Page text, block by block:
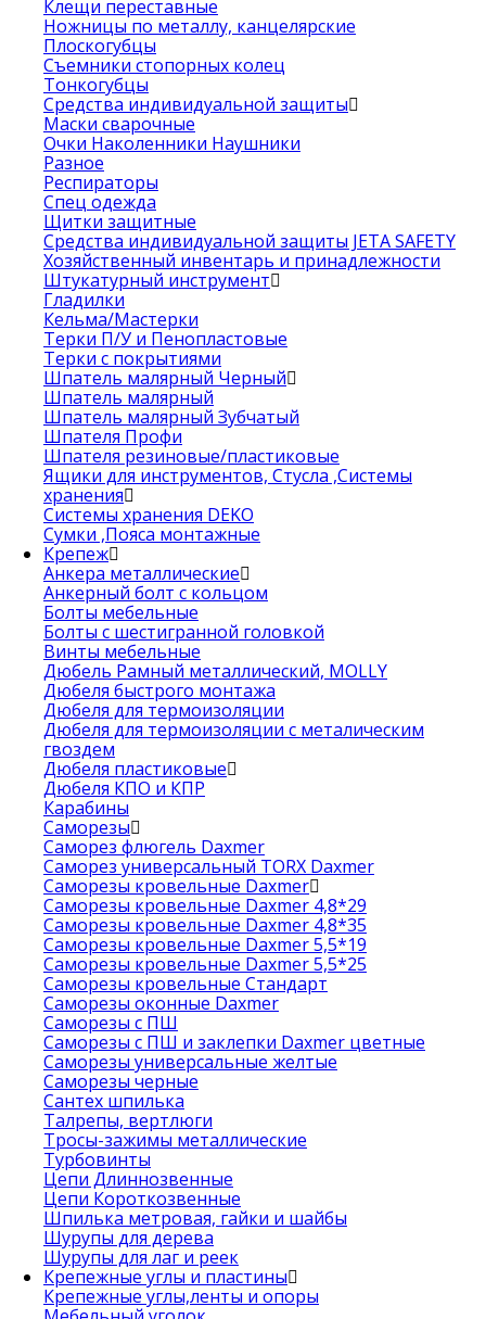
Клещи переставные
Ножницы по металлу, канцелярские
Плоскогубцы
Съемники стопорных колец
Тонкогубцы
Средства индивидуальной защиты
Маски сварочные
Очки Наколенники Наушники
Разное
Респираторы
Спец одежда
Щитки защитные
Средства индивидуальной защиты JETA SAFETY
Хозяйственный инвентарь и принадлежности
Штукатурный инструмент
Гладилки
Кельма/Мастерки
Терки П/У и Пенопластовые
Терки с покрытиями
Шпатель малярный Черный
Шпатель малярный
Шпатель малярный Зубчатый
Шпателя Профи
Шпателя резиновые/пластиковые
Ящики для инструментов, Стусла ,Системы
хранения
Системы хранения DEKO
Сумки ,Пояса монтажные
Крепеж
Анкера металлические
Анкерный болт с кольцом
Болты мебельные
Болты с шестигранной головкой
Винты мебельные
Дюбель Рамный металлический, MOLLY
Дюбеля быстрого монтажа
Дюбеля для термоизоляции
Дюбеля для термоизоляции с металическим
гвоздем
Дюбеля пластиковые
Дюбеля КПО и КПР
Карабины
Саморезы
Саморез флюгель Daxmer
Саморез универсальный TORX Daxmer
Саморезы кровельные Daxmer
Саморезы кровельные Daxmer 4,8*29
Саморезы кровельные Daxmer 4,8*35
Саморезы кровельные Daxmer 5,5*19
Саморезы кровельные Daxmer 5,5*25
Саморезы кровельные Стандарт
Саморезы оконные Daxmer
Саморезы с ПШ
Саморезы с ПШ и заклепки Daxmer цветные
Саморезы универсальные желтые
Саморезы черные
Сантех шпилька
Талрепы, вертлюги
Тросы-зажимы металлические
Турбовинты
Цепи Длиннозвенные
Цепи Короткозвенные
Шпилька метровая, гайки и шайбы
Шурупы для дерева
Шурупы для лаг и реек
Крепежные углы и пластины
Крепежные углы,ленты и опоры